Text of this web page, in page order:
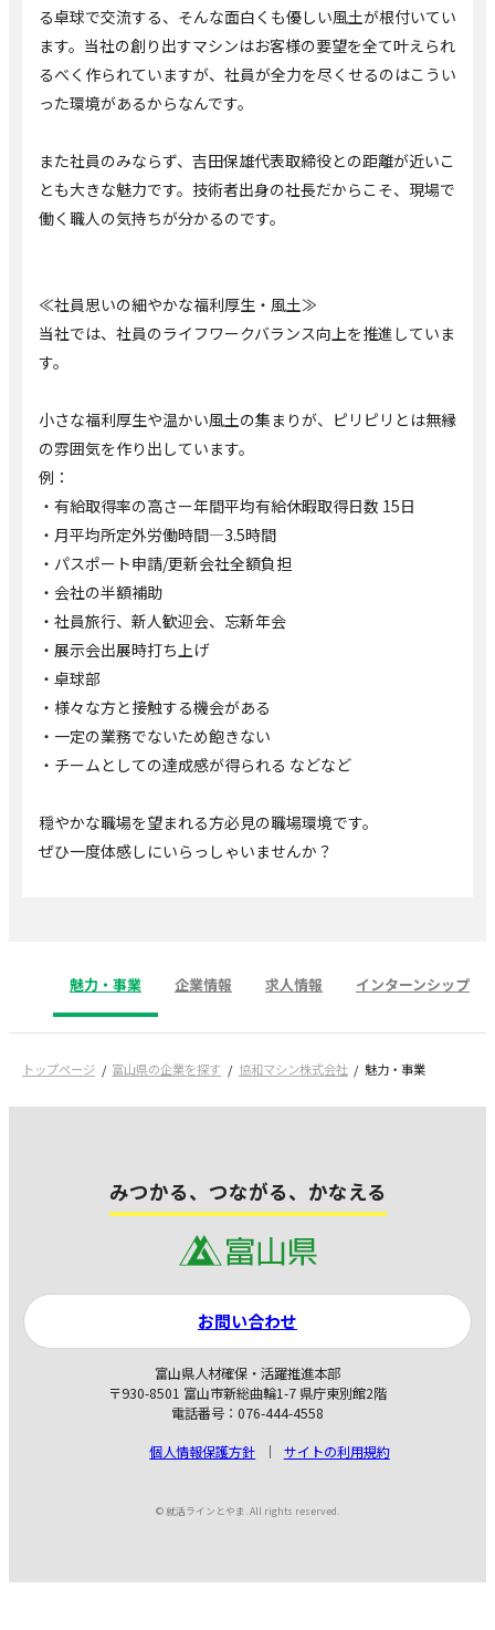
る卓球で交流する、そんな面白くも優しい風土が根付いてい
ます。当社の創り出すマシンはお客様の要望を全て叶えられ
るべく作られていますが、社員が全力を尽くせるのはこうい
った環境があるからなんです。
また社員のみならず、吉田保雄代表取締役との距離が近いこ
とも大きな魅力です。技術者出身の社長だからこそ、現場で
働く職人の気持ちが分かるのです。
≪社員思いの細やかな福利厚生・風土≫
当社では、社員のライフワークバランス向上を推進していま
す。
小さな福利厚生や温かい風土の集まりが、ピリピリとは無縁
の雰囲気を作り出しています。
例：
・有給取得率の高さー年間平均有給休暇取得日数 15日
・月平均所定外労働時間―3.5時間
・パスポート申請/更新会社全額負担
・会社の半額補助
・社員旅行、新人歓迎会、忘新年会
・展示会出展時打ち上げ
・卓球部
・様々な方と接触する機会がある
・一定の業務でないため飽きない
・チームとしての達成感が得られる などなど
穏やかな職場を望まれる方必見の職場環境です。
ぜひ一度体感しにいらっしゃいませんか？
魅力・事業 企業情報 求人情報 インターンシップ
トップページ 富山県の企業を探す 協和マシン株式会社 魅力・事業
みつかる、つながる、かなえる
富山県人材確保・活躍推進本部
〒930-8501 富山市新総曲輪1-7 県庁東別館2階
電話番号：076-444-4558
個人情報保護方針
サイトの利用規約
お問い合わせ
© 就活ラインとやま. All rights reserved.